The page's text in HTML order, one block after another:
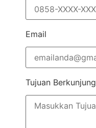
Email
Tujuan Berkunjung